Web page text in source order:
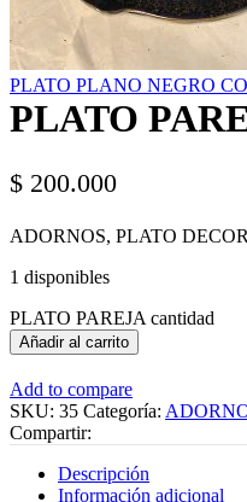
PLATO PLANO NEGRO
PLATO
$ 200.000
ADORNOS, PLATO
1 disponibles
PLATO PAREJA cantidad
Añadir al carrito
Add to compare
SKU: 35 Categoría:
Compartir:
Descripción
Información adicional